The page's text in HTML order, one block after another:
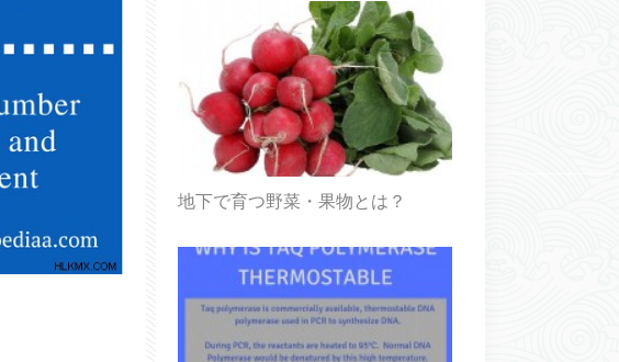
地下で育つ野菜・果物とは？